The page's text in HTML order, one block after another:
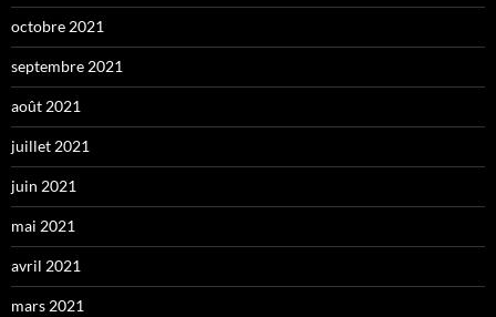
octobre 2021
septembre 2021
août 2021
juillet 2021
juin 2021
mai 2021
avril 2021
mars 2021